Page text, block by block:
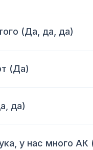
(Да, да, да)
(Да)
да)
у нас много АК